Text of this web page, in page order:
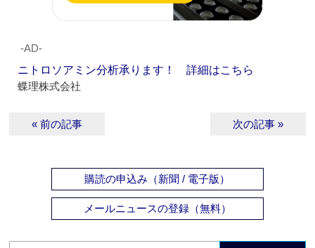
‐AD‐
ニトロソアミン分析承ります！ 詳細はこちら
蝶理株式会社
« 前の記事 次の記事 »
購読の申込み（新聞 / 電子版）
メールニュースの登録（無料）